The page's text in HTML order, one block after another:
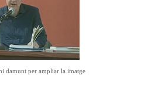
damunt per ampliar la imatge